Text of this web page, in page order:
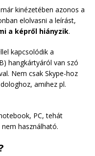
kinézetében azonos a
elolvasni a leírást,
a képről hiányzik.
kapcsolódik a
hangkártyáról van szó
Nem csak Skype-hoz
amihez pl.
PC, tehát
használható.